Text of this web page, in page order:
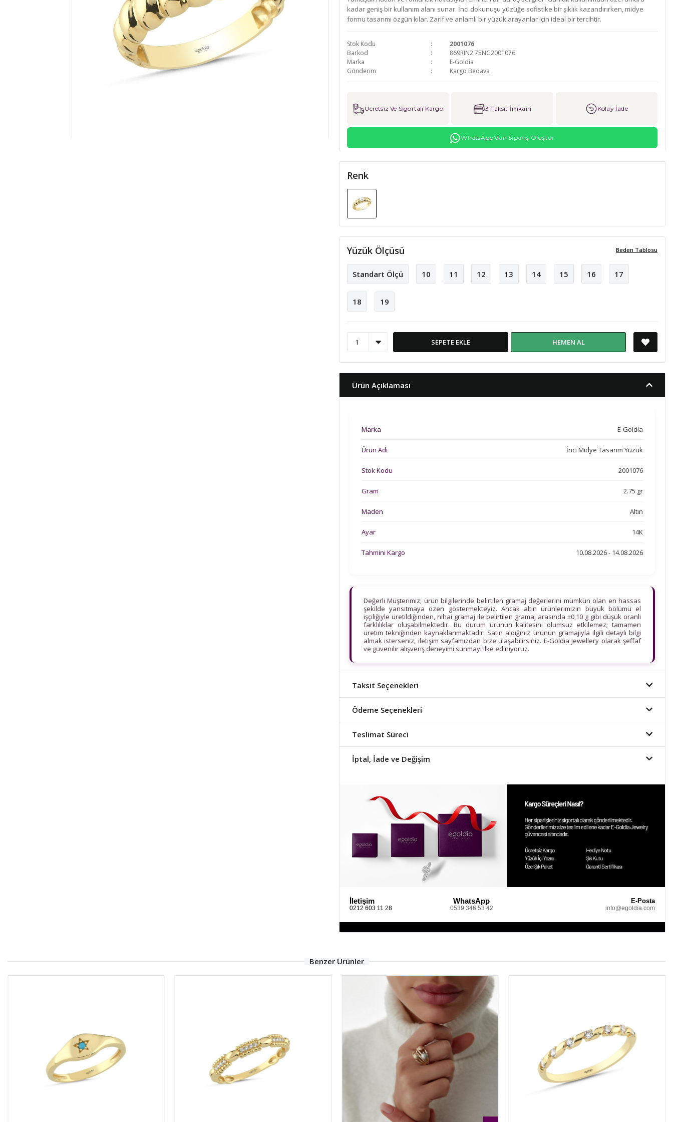
kadar geniş bir kullanım alanı sunar. İnci dokunuşu yüzüğe sofistike bir şıklık kazandırırken, midye
formu tasarımı özgün kılar. Zarif ve anlamlı bir yüzük arayanlar için ideal bir tercihtir.
Stok Kodu
2001076
Barkod
869RIN2.75NG2001076
Marka
E-Goldia
Gönderim
Kargo Bedava
Ücretsiz Ve Sigortalı Kargo 3 Taksit İmkanı Kolay İade
WhatsApp'dan Sipariş Oluştur
Renk
Beden Tablosu
Yüzük Ölçüsü
Standart Ölçü 10 11 12 13 14 15 16 17
18 19
SEPETE EKLE HEMEN AL
Ürün Açıklaması
Marka E-Goldia
Ürün Adı İnci Midye Tasarım Yüzük
Stok Kodu 2001076
Gram 2.75 gr
Maden Altın
Ayar 14K
Tahmini Kargo 10.08.2026 - 14.08.2026
Değerli Müşterimiz; ürün bilgilerinde belirtilen gramaj değerlerini mümkün olan en hassas
şekilde yansıtmaya özen göstermekteyiz. Ancak altın ürünlerimizin büyük bölümü el
işçiliğiyle üretildiğinden, nihai gramaj ile belirtilen gramaj arasında ±0,10 g gibi düşük oranlı
farklılıklar oluşabilmektedir. Bu durum ürünün kalitesini olumsuz etkilemez; tamamen
üretim tekniğinden kaynaklanmaktadır. Satın aldığınız ürünün gramajıyla ilgili detaylı bilgi
almak isterseniz, iletişim sayfamızdan bize ulaşabilirsiniz. E-Goldia Jewellery olarak şeffaf
ve güvenilir alışveriş deneyimi sunmayı ilke ediniyoruz.
Taksit Seçenekleri
Ödeme Seçenekleri
Teslimat Süreci
İptal, İade ve Değişim
İletişim
0212 603 11 28
WhatsApp
0539 346 53 42
E-Posta
info@egoldia.com
Benzer Ürünler